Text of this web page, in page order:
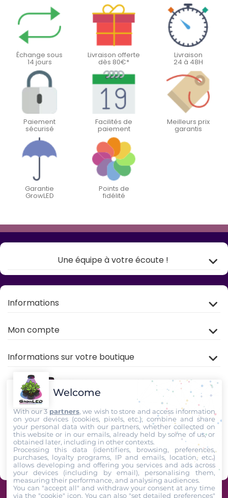
Échange sous
14 jours
Livraison offerte
dès 80€*
Livraison
24 à 48H
Paiement
sécurisé
Facilités de
paiement
Meilleurs prix
garantis
Garantie
GrowLED
Points de
fidélité
Une équipe à votre écoute !
Informations
Mon compte
Informations sur votre boutique
Rejoignez nous surTIKTOK,Youtube etFacebook!
Suivez-Nous
GrowLED - Équipe de passionnés horticoles à votre service depuis 2009 -
Welcome
With our 3 partners, we wish to store and access information
on your devices (cookies, pixels, etc.), combine and share
your personal data with our partners, whether collected on
this website or in our emails, already held by some of us, or
obtained later, including in other contexts.
Processing this data (identifiers, browsing, preferences,
purchases, loyalty programs, IP and emails, location, etc.)
allows developing and offering you services and ads across
your devices (including by email), personalising them,
measuring their performance, and analysing audiences.
You can "accept all" and withdraw your consent at any time
via the "cookie" icon. You can also "set detailed preferences"